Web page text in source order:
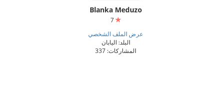
Blanka Meduzo
7
عرض الملف الشخصي
البلد: اليابان
المشاركات: 337